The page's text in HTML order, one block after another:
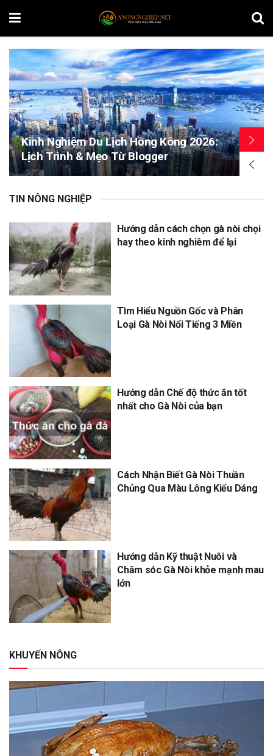
Kinh Nghiệm Du Lịch Hồng Kông 2026:
Lịch Trình & Mẹo Từ Blogger
TIN NÔNG NGHIỆP
Hướng dẫn cách chọn gà nòi chọi
hay theo kinh nghiêm để lại
Tìm Hiểu Nguồn Gốc và Phân
Loại Gà Nòi Nổi Tiếng 3 Miền
Hướng dẫn Chế độ thức ăn tốt
nhất cho Gà Nòi của bạn
Cách Nhận Biết Gà Nòi Thuần
Chủng Qua Màu Lông Kiểu Dáng
Hướng dẫn Kỹ thuật Nuôi và
Chăm sóc Gà Nòi khỏe mạnh mau
lớn
KHUYẾN NÔNG